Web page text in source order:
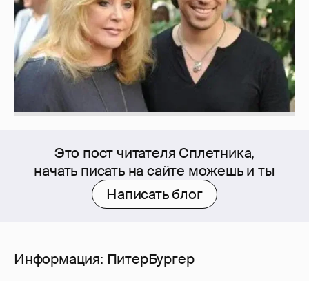
Это пост читателя Сплетника,
начать писать на сайте можешь и ты
Написать блог
Информация: ПитерБургер